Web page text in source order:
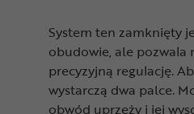
System ten zamknięty
obudowie, ale pozwala
precyzyjną regulację.
wystarczą dwa palce.
obwód uprzęży i jej